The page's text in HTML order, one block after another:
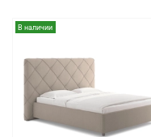
В наличии